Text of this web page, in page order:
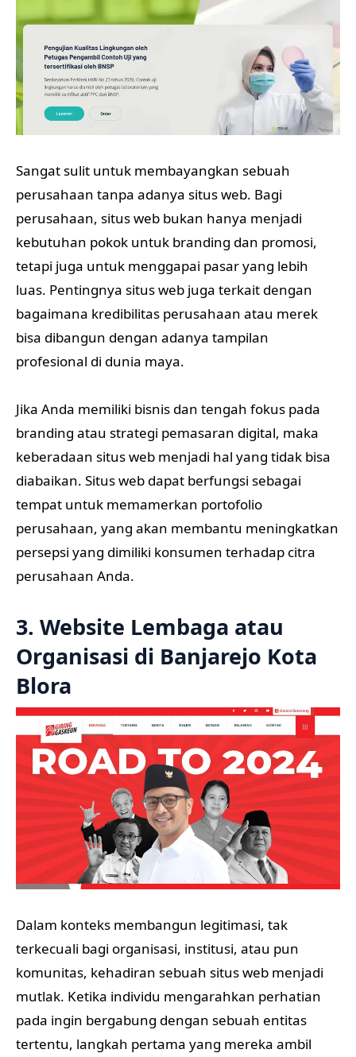
Sangat sulit untuk membayangkan sebuah
perusahaan tanpa adanya situs web. Bagi
perusahaan, situs web bukan hanya menjadi
kebutuhan pokok untuk branding dan promosi,
tetapi juga untuk menggapai pasar yang lebih
luas. Pentingnya situs web juga terkait dengan
bagaimana kredibilitas perusahaan atau merek
bisa dibangun dengan adanya tampilan
profesional di dunia maya.
Jika Anda memiliki bisnis dan tengah fokus pada
branding atau strategi pemasaran digital, maka
keberadaan situs web menjadi hal yang tidak bisa
diabaikan. Situs web dapat berfungsi sebagai
tempat untuk memamerkan portofolio
perusahaan, yang akan membantu meningkatkan
persepsi yang dimiliki konsumen terhadap citra
perusahaan Anda.
3. Website Lembaga atau
Organisasi di Banjarejo Kota
Blora
Dalam konteks membangun legitimasi, tak
terkecuali bagi organisasi, institusi, atau pun
komunitas, kehadiran sebuah situs web menjadi
mutlak. Ketika individu mengarahkan perhatian
pada ingin bergabung dengan sebuah entitas
tertentu, langkah pertama yang mereka ambil